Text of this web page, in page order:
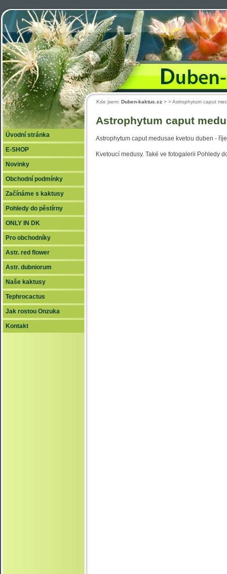
Astrophytum caput
Astrophytum caput medusae kvetou duben -
Kvetoucí medusy. Také ve fotogalerii Pohledy
Kde jsem: Duben-kaktus.cz > > Astrophytum caput
Úvodní stránka
E-SHOP
Novinky
Obchodní podmínky
Začínáme s kaktusy
Pohledy do pěstírny
ONLY IN DK
Pro obchodníky
Astr. red flower
Astr. dubniorum
Naše kaktusy
Tephrocactus
Jak rostou Onzuka
Kontakt